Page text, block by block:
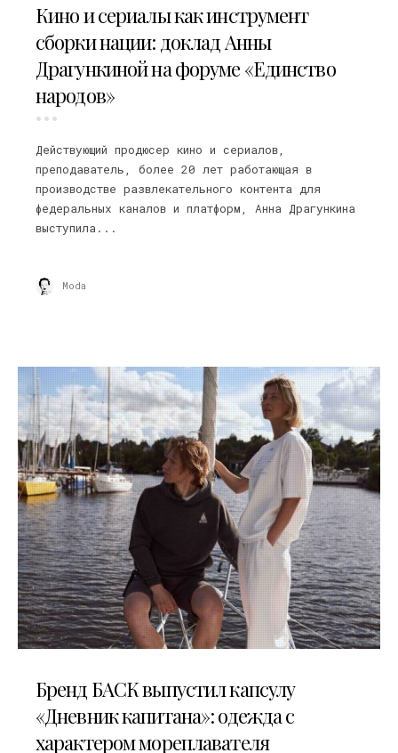
Кино и сериалы как инструмент
сборки нации: доклад Анны
Драгункиной на форуме «Единство
народов»
Действующий продюсер кино и сериалов,
преподаватель, более 20 лет работающая в
производстве развлекательного контента для
федеральных каналов и платформ, Анна Драгункина
выступила...
Moda
Бренд БАСК выпустил капсулу
«Дневник капитана»: одежда с
характером мореплавателя